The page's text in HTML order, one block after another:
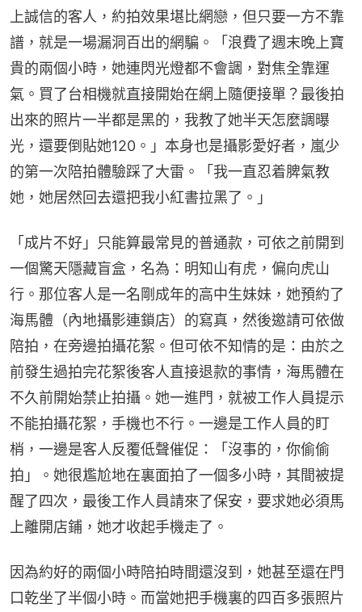
上誠信的客人，約拍效果堪比網戀，但只要一方不靠
譜，就是一場漏洞百出的網騙。「浪費了週末晚上寶
貴的兩個小時，她連閃光燈都不會調，對焦全靠運
氣。買了台相機就直接開始在網上隨便接單？最後拍
出來的照片一半都是黑的，我教了她半天怎麼調曝
光，還要倒貼她120。」本身也是攝影愛好者，嵐少
的第一次陪拍體驗踩了大雷。「我一直忍着脾氣教
她，她居然回去還把我小紅書拉黑了。」
「成片不好」只能算最常見的普通款，可依之前開到
一個驚天隱藏盲盒，名為：明知山有虎，偏向虎山
行。那位客人是一名剛成年的高中生妹妹，她預約了
海馬體（內地攝影連鎖店）的寫真，然後邀請可依做
陪拍，在旁邊拍攝花絮。但可依不知情的是：由於之
前發生過拍完花絮後客人直接退款的事情，海馬體在
不久前開始禁止拍攝。她一進門，就被工作人員提示
不能拍攝花絮，手機也不行。一邊是工作人員的盯
梢，一邊是客人反覆低聲催促：「沒事的，你偷偷
拍」。她很尷尬地在裏面拍了一個多小時，其間被提
醒了四次，最後工作人員請來了保安，要求她必須馬
上離開店鋪，她才收起手機走了。
因為約好的兩個小時陪拍時間還沒到，她甚至還在門
口乾坐了半個小時。而當她把手機裏的四百多張照片